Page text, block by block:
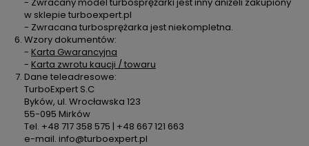
w sklepie turboexpert.pl
- Zwracana turbosprężarka jest niekompletna.
Wzory dokumentów:
- Karta Gwarancyjna
- Karta zwrotu kaucji / towaru
Dane teleadresowe:
TurboExpert S.C
Byków, ul. Wrocławska 123
55-095 Mirków
Tel. +48 717 358 575 | +48 667 121 663
e-mail. info@turboexpert.pl